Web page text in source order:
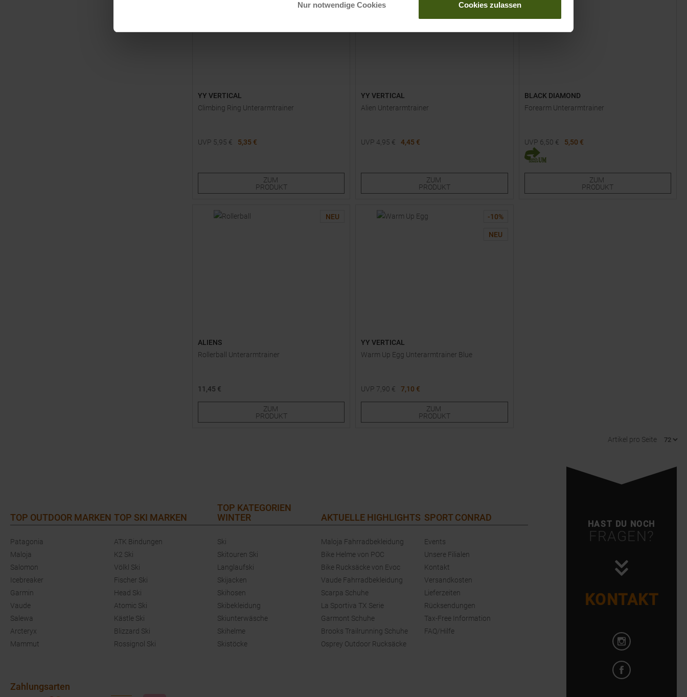
Nur notwendige Cookies Cookies zulassen
YY VERTICAL
Climbing Ring Unterarmtrainer
UVP 5,95 €
5,35 €
ZUM
PRODUKT
YY VERTICAL
Alien Unterarmtrainer
UVP 4,95 €
4,45 €
ZUM
PRODUKT
BLACK DIAMOND
Forearm Unterarmtrainer
UVP 6,50 €
5,50 €
Einheitsgröße
ZUM
PRODUKT
NEU
ALIENS
Rollerball Unterarmtrainer
11,45 €
ZUM
PRODUKT
-10%
NEU
YY VERTICAL
Warm Up Egg Unterarmtrainer Blue
UVP 7,90 €
7,10 €
ZUM
PRODUKT
Artikel pro Seite
HAST DU NOCH
FRAGEN?
KONTAKT
TOP OUTDOOR MARKEN
Patagonia
Maloja
Salomon
Icebreaker
Garmin
Vaude
Salewa
Arcteryx
Mammut
TOP SKI MARKEN
ATK Bindungen
K2 Ski
Völkl Ski
Fischer Ski
Head Ski
Atomic Ski
Kästle Ski
Blizzard Ski
Rossignol Ski
TOP KATEGORIEN
WINTER
Ski
Skitouren Ski
Langlaufski
Skijacken
Skihosen
Skibekleidung
Skiunterwäsche
Skihelme
Skistöcke
AKTUELLE HIGHLIGHTS
Maloja Fahrradbekleidung
Bike Helme von POC
Bike Rucksäcke von Evoc
Vaude Fahrradbekleidung
Scarpa Schuhe
La Sportiva TX Serie
Garmont Schuhe
Brooks Trailrunning Schuhe
Osprey Outdoor Rucksäcke
SPORT CONRAD
Events
Unsere Filialen
Kontakt
Versandkosten
Lieferzeiten
Rücksendungen
Tax-Free Information
FAQ/Hilfe
Zahlungsarten